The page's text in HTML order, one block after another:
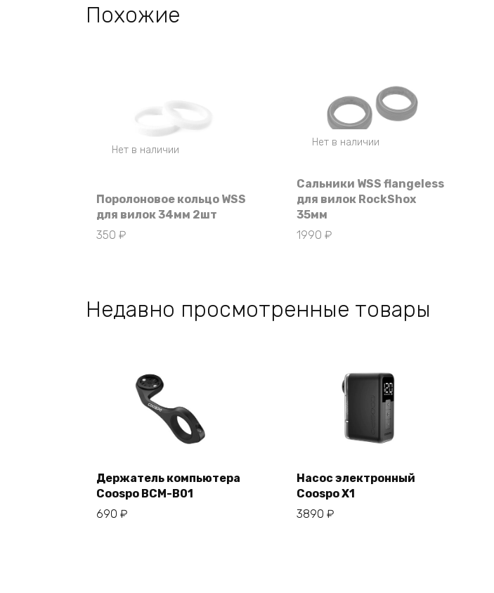
Похожие
Нет в наличии
Поролоновое кольцо WSS
для вилок 34мм 2шт
350 ₽
Нет в наличии
Сальники WSS flangeless
для вилок RockShox
35мм
1990 ₽
Недавно просмотренные товары
Держатель компьютера
Coospo BCM-B01
690 ₽
Насос электронный
Coospo X1
3890 ₽